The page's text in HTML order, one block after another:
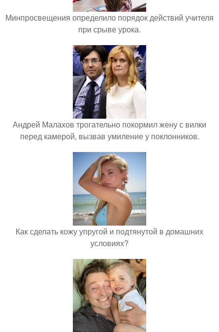
Минпросвещения определило порядок действий учителя
при срыве урока.
Андрей Малахов трогательно покормил жену с вилки
перед камерой, вызвав умиление у поклонников.
Как сделать кожу упругой и подтянутой в домашних
условиях?